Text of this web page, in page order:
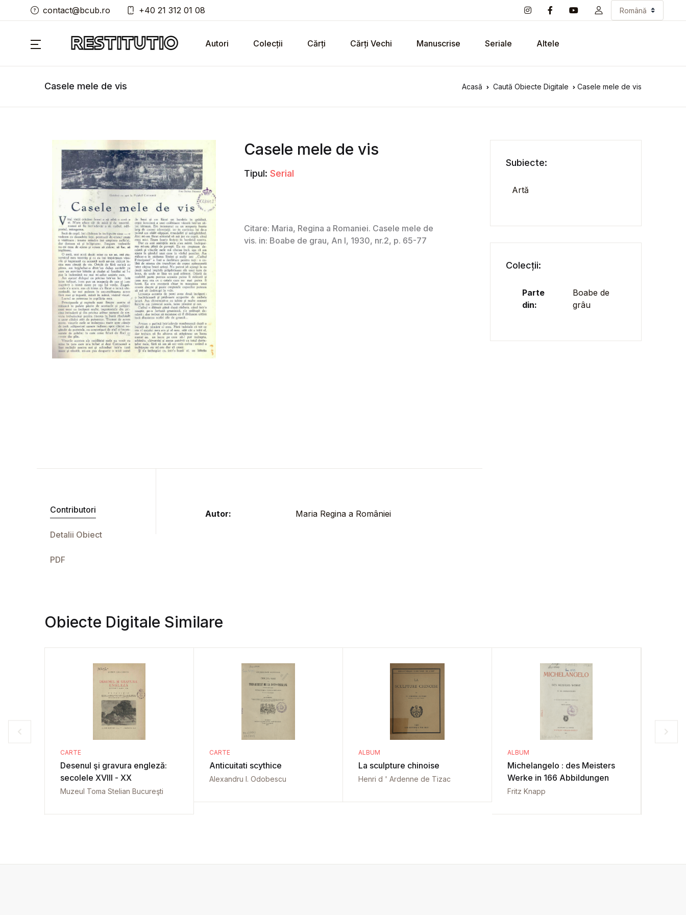
contact@bcub.ro +40 21 312 01 08
Autori Colecții Cărți Cărți Vechi Manuscrise Seriale Altele
Casele mele de vis Acasă Caută Obiecte Digitale Casele mele de vis
Casele mele de vis
Tipul: Serial
Contributori
Detalii Obiect
PDF
Autor: Maria Regina a României
Subiecte:
Artă
Colecții:
Parte
din:
Boabe de
grâu
Obiecte Digitale Similare
CARTE
Desenul şi gravura engleză:
secolele XVIII - XX
Muzeul Toma Stelian Bucureşti
CARTE
Anticuitati scythice
Alexandru I. Odobescu
ALBUM
La sculpture chinoise
Henri d ' Ardenne de Tizac
ALBUM
Michelangelo : des Meisters
Werke in 166 Abbildungen
Fritz Knapp